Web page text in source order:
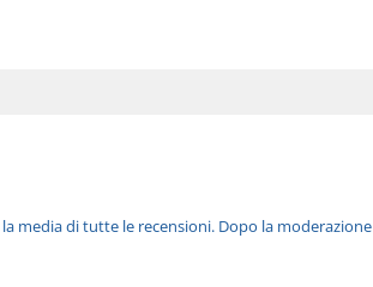
media di tutte le recensioni. Dopo la moderazione